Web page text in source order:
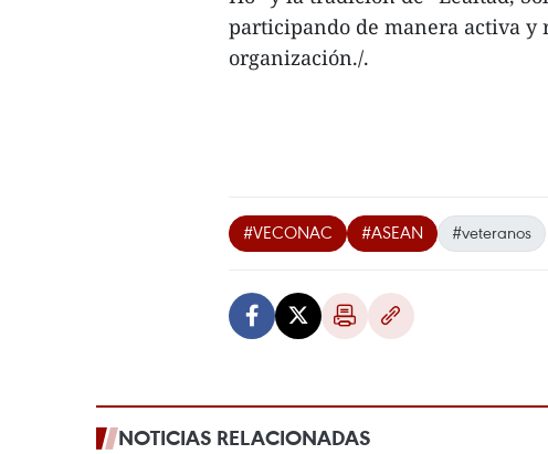
participando de manera activa y
organización./.
#VECONAC #ASEAN #veteranos
NOTICIAS RELACIONADAS